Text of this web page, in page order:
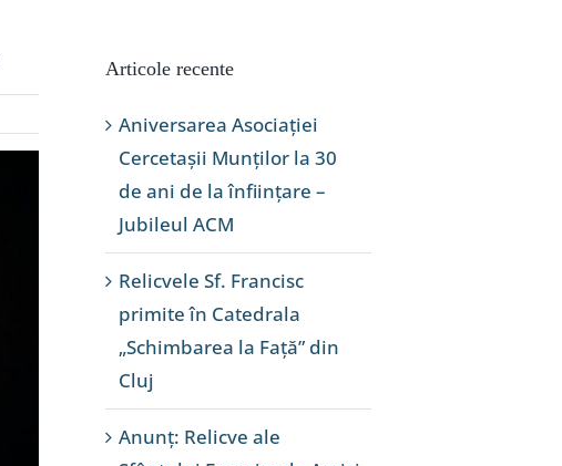
Articole recente
Aniversarea Asociației
Cercetașii Munților la 30
de ani de la înființare –
Jubileul ACM
Relicvele Sf. Francisc
primite în Catedrala
„Schimbarea la Față” din
Cluj
Anunț: Relicve ale